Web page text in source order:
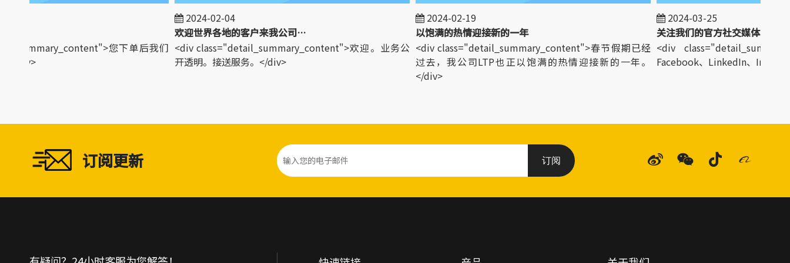
您下单后我们
2024-02-04
欢迎世界各地的客户来我公司参观！
<div class="detail_summary_content">欢迎。业务公
开透明。接送服务。</div>
2024-02-19
以饱满的热情迎接新的一年
<div class="detail_summary_content">春节假期已经
过去，我公司LTP也正以饱满的热情迎接新的一年。
</div>
2024-03-25
关注我们的官方社交媒体
<div
Facebook、LinkedIn、
订阅更新 订阅